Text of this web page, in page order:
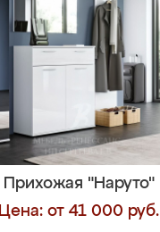
Прихожая "Наруто"
Цена: от 41 000 руб.